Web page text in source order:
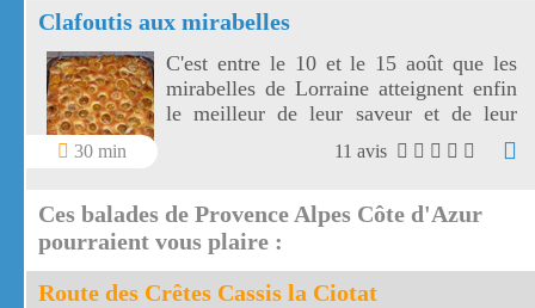
Clafoutis aux mirabelles
30 min
C'est entre le 10 et le 15 août que les
mirabelles de Lorraine atteignent enfin
le meilleur de leur saveur et de leur
maturité. Voici une façon de les
déguster: un clafoutis aux mirabelles
11 avis
Ces balades de Provence Alpes Côte d'Azur
pourraient vous plaire :
Route des Crêtes Cassis la Ciotat